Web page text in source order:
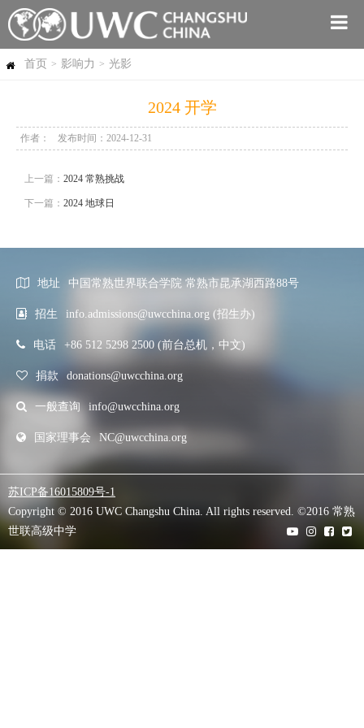
首页 > 影响力 > 光影
2024 开学
作者： 发布时间：2024-12-31
上一篇： 2024 常熟挑战
下一篇： 2024 地球日
地址 中国常熟世界联合学院 常熟市昆承湖西路88号
招生 info.admissions@uwcchina.org (招生办)
电话 +86 512 5298 2500 (前台总机，中文)
捐款 donations@uwcchina.org
一般查询 info@uwcchina.org
国家理事会 NC@uwcchina.org
苏ICP备16015809号-1
Copyright © 2016 UWC Changshu China. All rights reserved. ©2016 常熟
世联高级中学